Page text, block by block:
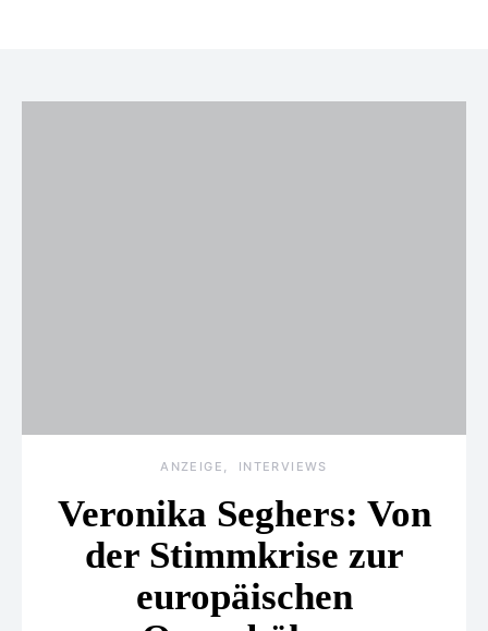
ANZEIGE INTERVIEWS
Veronika Seghers: Von
der Stimmkrise zur
europäischen